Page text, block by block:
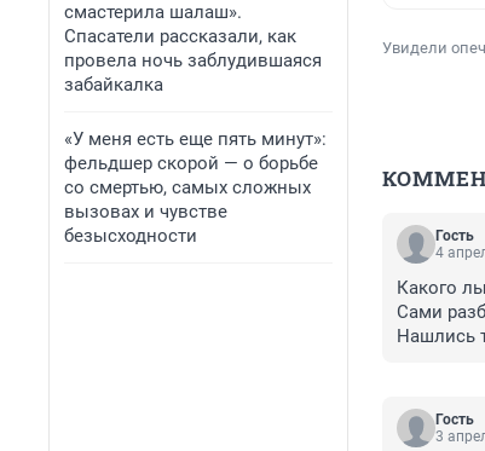
смастерила шалаш».
Спасатели рассказали, как
провела ночь заблудившаяся
забайкалка
«У меня есть еще пять минут»:
фельдшер скорой — о борьбе
со смертью, самых сложных
вызовах и чувстве
безысходности
Увидели
Гость
4
Какого
Сами
Нашлись
Гость
3